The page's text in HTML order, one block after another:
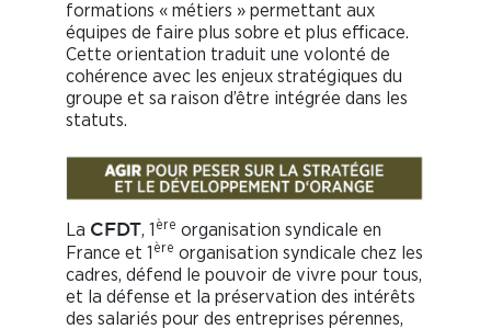
formations « métiers » permettant aux
équipes de faire plus sobre et plus efficace.
Cette orientation traduit une volonté de
cohérence avec les enjeux stratégiques du
groupe et sa raison d’être intégrée dans les
statuts.
La CFDT , 1 ère organisation syndicale en
France et 1 ère organisation syndicale chez les
cadres, défend le pouvoir de vivre pour tous,
et la défense et la préservation des intérêts
des salariés pour des entreprises pérennes,